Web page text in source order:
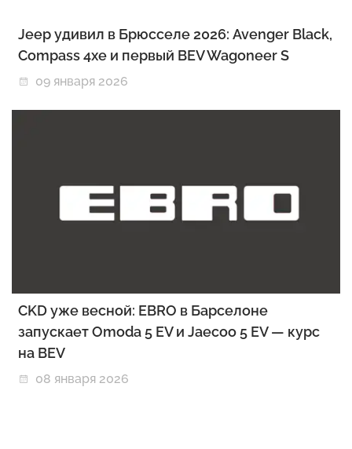
Jeep удивил в Брюсселе 2026: Avenger Black,
Compass 4xe и первый BEV Wagoneer S
09 января 2026
CKD уже весной: EBRO в Барселоне
запускает Omoda 5 EV и Jaecoo 5 EV — курс
на BEV
08 января 2026